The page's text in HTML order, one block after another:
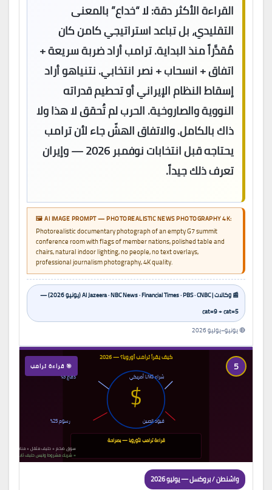
القراءة الأكثر دقة: لا “خداع” بالمعنى
التقليدي، بل تباعد استراتيجي كامن كان
مُقدَّراً منذ البداية. ترامب أراد ضربة سريعة +
اتفاق + انسحاب + نصر انتخابي. نتنياهو أراد
إسقاط النظام الإيراني أو تحطيم قدراته
النووية والصاروخية. الحرب لم تُحقق لا هذا ولا
ذاك بالكامل. والاتفاق الهشّ جاء لأن ترامب
يحتاجه قبل انتخابات نوفمبر 2026 — وإيران
تعرف ذلك جيداً.
🖼️ AI IMAGE PROMPT — PHOTOREALISTIC NEWS PHOTOGRAPHY 4K:
Photorealistic documentary photograph of an empty G7 summit
conference room with flags of member nations, polished table and
chairs, natural indoor lighting, no people, no text overlays,
professional journalism photography, 4K quality.
📰 وكالات | Al Jazeera · NBC News · Financial Times · PBS · CNBC (يونيو 2026) —
cat=9 + cat=5
🔴 يونيو–يوليو 2026
كيف يقرأ ترامب أوروبا؟ — 2026
$ دفاع 5% شراء LNG أمريكي
رسوم 25% قيود الصين
قراءة ترامب لأوروبا — بصراحة
سوق ضخم + حليف مثقل + منافس تجاري
= شريك مشروط وليس حليف ثابت
5 🎯 قراءة ترامب
واشنطن / بروكسل — يوليو 2026